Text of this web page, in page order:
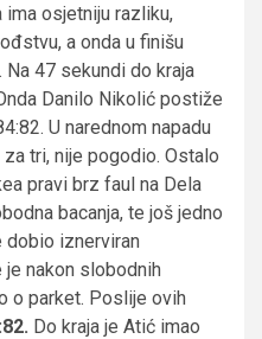
osjetniju razliku,
a onda u finišu
47 sekundi do kraja
Danilo Nikolić postiže
U narednom napadu
tri, nije pogodio. Ostalo
pravi brz faul na Dela
bacanja, te još jedno
dobio iznerviran
nakon slobodnih
o parket. Poslije ovih
Do kraja je Atić imao